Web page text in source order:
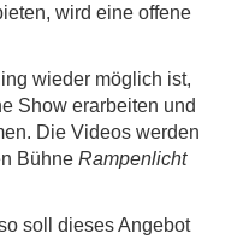
wird eine offene
wieder möglich ist,
Show erarbeiten und
Die Videos werden
Bühne Rampenlicht
soll dieses Angebot